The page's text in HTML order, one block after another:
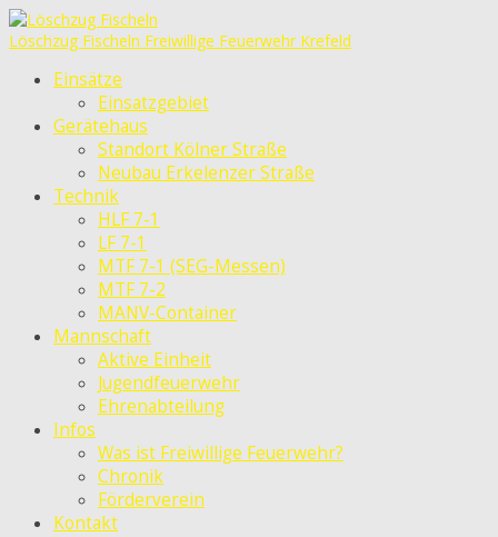
Löschzug Fischeln Freiwillige Feuerwehr Krefeld
Einsätze
Einsatzgebiet
Gerätehaus
Standort Kölner Straße
Neubau Erkelenzer Straße
Technik
HLF 7-1
LF 7-1
MTF 7-1 (SEG-Messen)
MTF 7-2
MANV-Container
Mannschaft
Aktive Einheit
Jugendfeuerwehr
Ehrenabteilung
Infos
Was ist Freiwillige Feuerwehr?
Chronik
Förderverein
Kontakt